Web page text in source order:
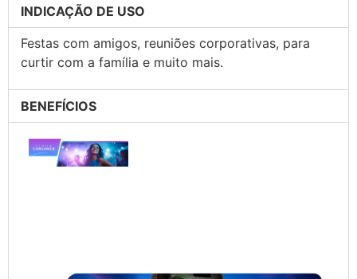
INDICAÇÃO DE USO
Festas com amigos, reuniões corporativas, para
curtir com a família e muito mais.
BENEFÍCIOS